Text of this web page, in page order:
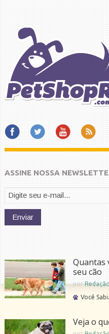
ASSINE NOSSA
Quantas
seu cão
por
Você
Veja o